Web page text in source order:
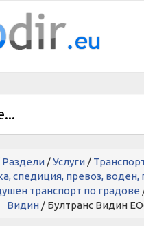
Раздели/Услуги/
спедиция, превоз, воден,
транспорт по градове
Видин / Бултранс Видин